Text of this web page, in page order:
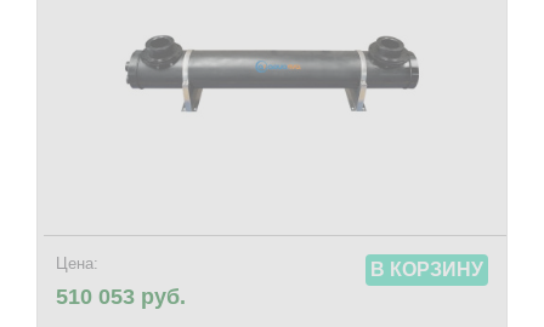
Цена:
510 053 руб.
В КОРЗИНУ